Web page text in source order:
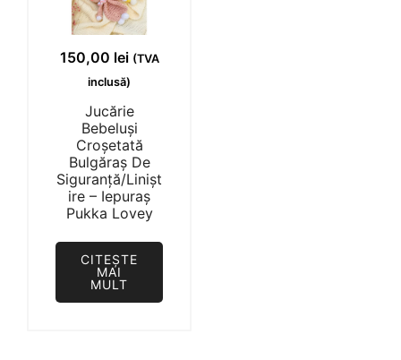
150,00 lei (TVA
inclusă)
Jucărie
Bebeluși
Croșetată
Bulgăraș De
Siguranță/Linișt
ire – Iepuraș
Pukka Lovey
CITEȘTE
MAI
MULT